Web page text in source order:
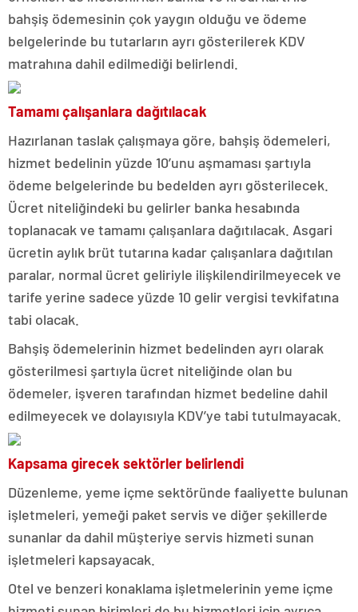
bahşiş ödemesinin çok yaygın olduğu ve ödeme
belgelerinde bu tutarların ayrı gösterilerek KDV
matrahına dahil edilmediği belirlendi.
Tamamı çalışanlara dağıtılacak
Hazırlanan taslak çalışmaya göre, bahşiş ödemeleri,
hizmet bedelinin yüzde 10’unu aşmaması şartıyla
ödeme belgelerinde bu bedelden ayrı gösterilecek.
Ücret niteliğindeki bu gelirler banka hesabında
toplanacak ve tamamı çalışanlara dağıtılacak. Asgari
ücretin aylık brüt tutarına kadar çalışanlara dağıtılan
paralar, normal ücret geliriyle ilişkilendirilmeyecek ve
tarife yerine sadece yüzde 10 gelir vergisi tevkifatına
tabi olacak.
Bahşiş ödemelerinin hizmet bedelinden ayrı olarak
gösterilmesi şartıyla ücret niteliğinde olan bu
ödemeler, işveren tarafından hizmet bedeline dahil
edilmeyecek ve dolayısıyla KDV’ye tabi tutulmayacak.
Kapsama girecek sektörler belirlendi
Düzenleme, yeme içme sektöründe faaliyette bulunan
işletmeleri, yemeği paket servis ve diğer şekillerde
sunanlar da dahil müşteriye servis hizmeti sunan
işletmeleri kapsayacak.
Otel ve benzeri konaklama işletmelerinin yeme içme